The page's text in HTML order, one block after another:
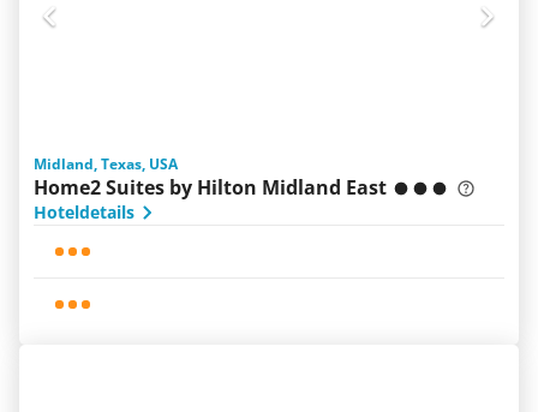
Midland, Texas, USA
Home2 Suites by Hilton Midland East
Hoteldetails